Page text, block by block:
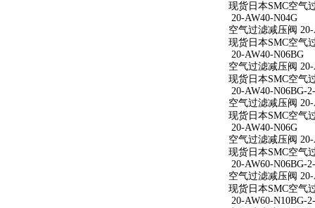
现货日本SMC空气
20-AW40-N04G
空气过滤减压阀
现货日本SMC空气
20-AW40-N06BG
空气过滤减压阀
现货日本SMC空气
20-AW40-N06BG-
空气过滤减压阀
现货日本SMC空气
20-AW40-N06G
空气过滤减压阀
现货日本SMC空气
20-AW60-N06BG-
空气过滤减压阀
现货日本SMC空气
20-AW60-N10BG-